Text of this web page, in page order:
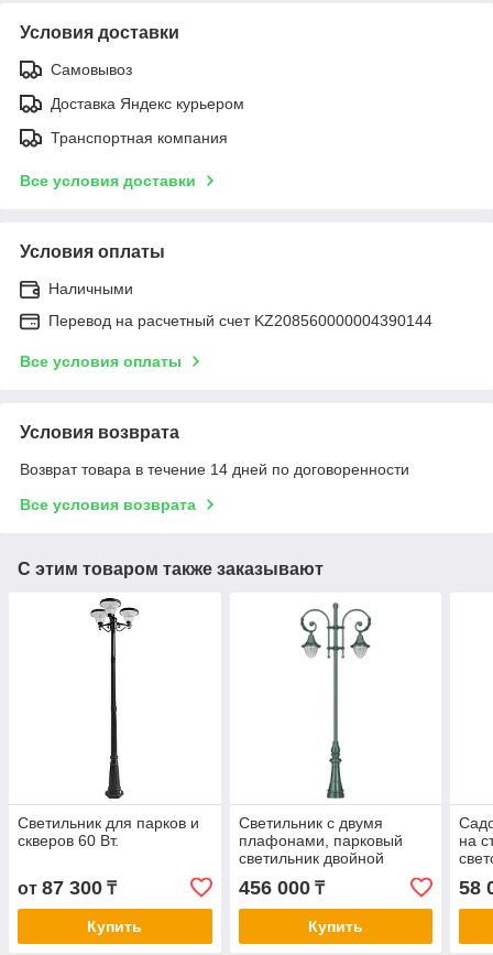
Условия доставки
Самовывоз
Доставка Яндекс курьером
Транспортная компания
Все условия доставки
Условия оплаты
Наличными
Перевод на расчетный счет KZ208560000004390144
Все условия оплаты
Условия возврата
Возврат товара в течение 14 дней по договоренности
Все условия возврата
С этим товаром также заказывают
Светильник для парков и
скверов 60 Вт.
от 87 300 ₸
Купить
Светильник с двумя
плафонами, парковый
светильник двойной
456 000₸
Купить
на
58